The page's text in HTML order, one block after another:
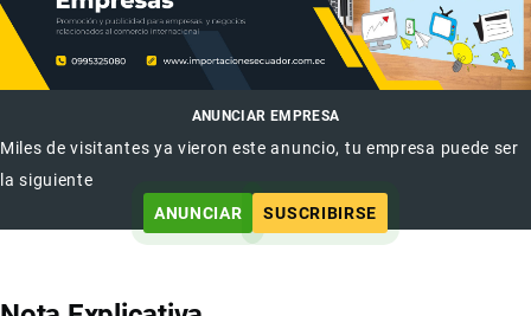
ANUNCIAR EMPRESA
Miles de visitantes ya vieron este anuncio, tu empresa puede ser
la siguiente
ANUNCIAR
SUSCRIBIRSE